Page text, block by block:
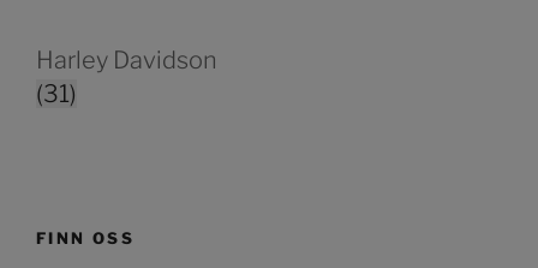
Harley Davidson
(31)
FINN OSS